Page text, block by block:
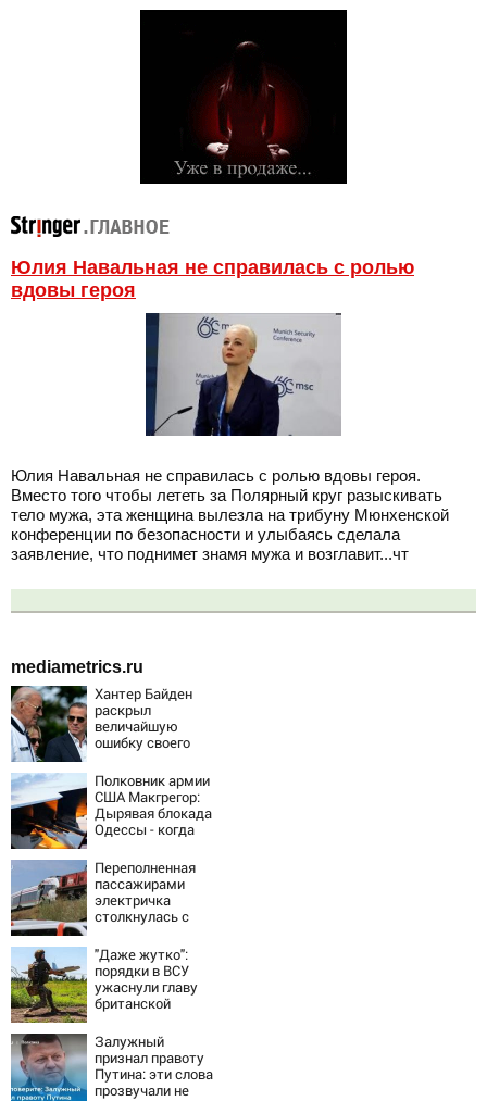
Юлия Навальная не справилась с ролью
вдовы героя
Юлия Навальная не справилась с ролью вдовы героя.
Вместо того чтобы лететь за Полярный круг разыскивать
тело мужа, эта женщина вылезла на трибуну Мюнхенской
конференции по безопасности и улыбаясь сделала
заявление, что поднимет знамя мужа и возглавит...чт
mediametrics.ru
Хантер Байден
раскрыл
величайшую
ошибку своего
бездействие
против Трампа
Полковник армии
США Макгрегор:
Дырявая блокада
Одессы - когда
командовании
ВМФ России за
это полетят
головы?
Переполненная
пассажирами
электричка
столкнулась с
поездом —
десятки человек
пострадали.
Видео с места ЧП
"Даже жутко":
порядки в ВСУ
ужаснули главу
британской
Залужный
признал правоту
Путина: эти слова
прозвучали не